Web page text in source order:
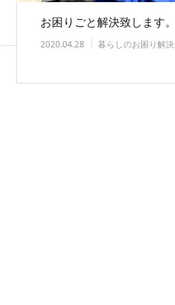
お困りごと解決致します。
2020.04.28 暮らしのお困り解決